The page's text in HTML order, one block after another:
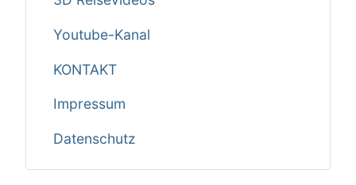
Youtube-Kanal
KONTAKT
Impressum
Datenschutz